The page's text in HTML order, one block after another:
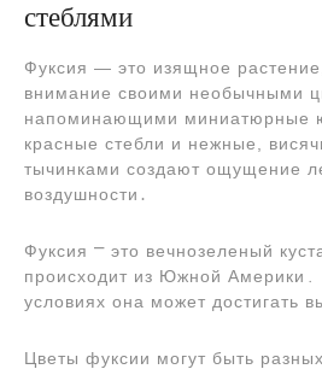
стеблями
Фуксия ― это изящное
внимание своими необычными
напоминающими миниатюрные
красные стебли и нежные,
тычинками создают ощущение
воздушности․
Фуксия ⎻ это вечнозеленый
происходит из Южной
условиях она может достигать
Цветы фуксии могут быть разных